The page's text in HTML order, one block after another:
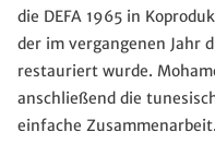
die DEFA 1965 in
der im vergangenen Jahr
restauriert wurde.
anschließend die
einfache Zusammenarbeit.